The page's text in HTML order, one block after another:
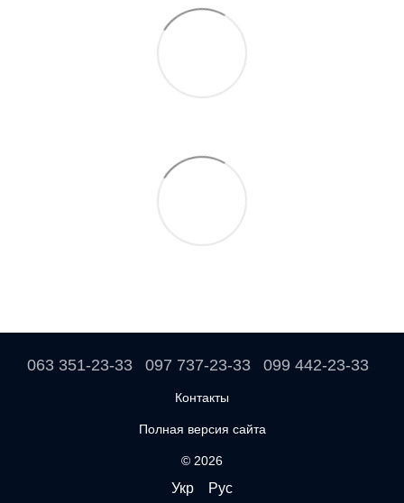
063 351-23-33 097 737-23-33 099 442-23-33
Контакты
Полная версия сайта
© 2026
Укр Рус